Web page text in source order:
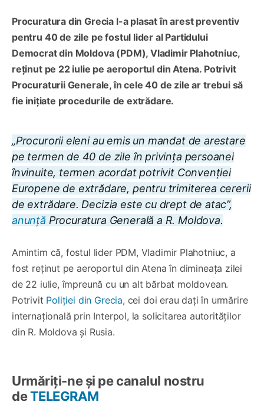
Procuratura din Grecia l-a plasat în arest preventiv
pentru 40 de zile pe fostul lider al Partidului
Democrat din Moldova (PDM), Vladimir Plahotniuc,
reținut pe 22 iulie pe aeroportul din Atena. Potrivit
Procuraturii Generale, în cele 40 de zile ar trebui să
fie inițiate procedurile de extrădare.
„Procurorii eleni au emis un mandat de arestare
pe termen de 40 de zile în privința persoanei
învinuite, termen acordat potrivit Convenției
Europene de extrădare, pentru trimiterea cererii
de extrădare. Decizia este cu drept de atac”,
anunță Procuratura Generală a R. Moldova.
Amintim că, fostul lider PDM, Vladimir Plahotniuc, a
fost reținut pe aeroportul din Atena în dimineața zilei
de 22 iulie, împreună cu un alt bărbat moldovean.
Potrivit Poliției din Grecia, cei doi erau dați în urmărire
internațională prin Interpol, la solicitarea autorităților
din R. Moldova și Rusia.
Urmăriți-ne și pe canalul nostru
deTELEGRAM